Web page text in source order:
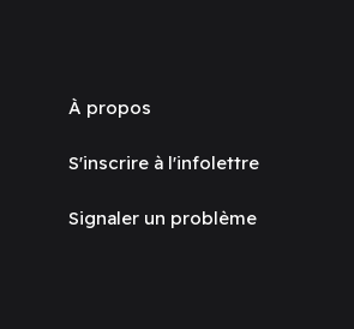
À propos
S'inscrire à l'infolettre
Signaler un problème